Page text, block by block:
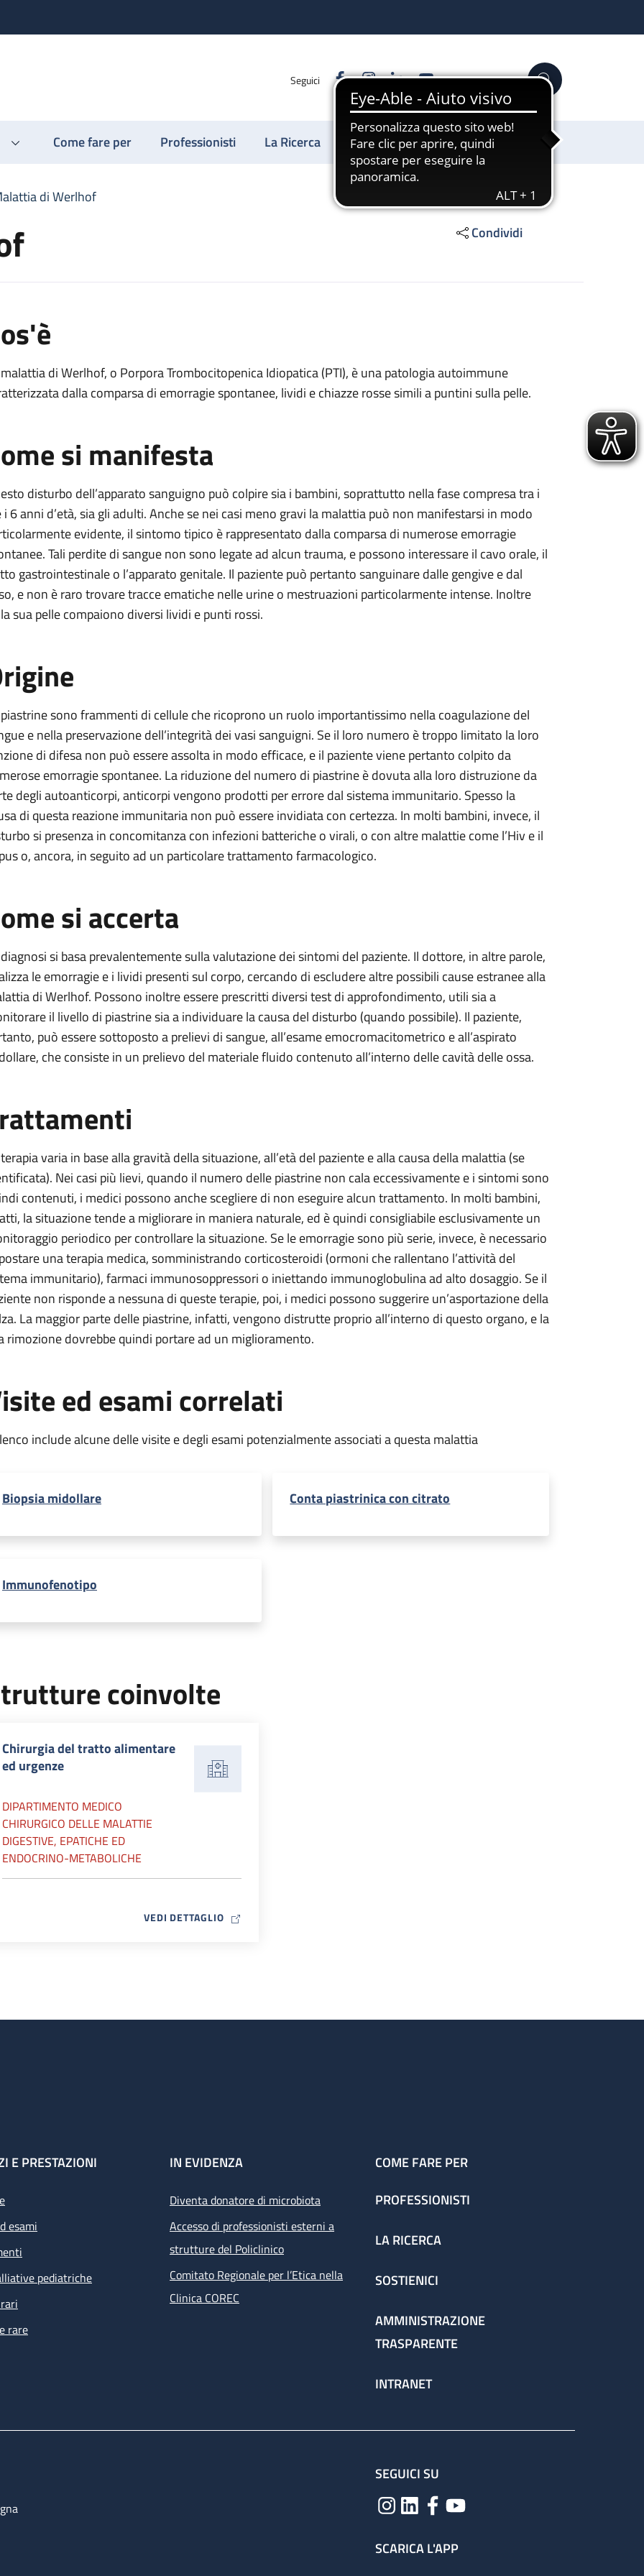
Seguici FacebookInstagram
LinkedinYouTube Cerca
Come fare per Professionisti La Ricerca Sostienici
di Werlhof
Condividi
di Werlhof, o Porpora Trombocitopenica Idiopatica (PTI), è una patologia autoimmune
dalla comparsa di emorragie spontanee, lividi e chiazze rosse simili a puntini sulla pelle.
si manifesta
disturbo dell’apparato sanguigno può colpire sia i bambini, soprattutto nella fase compresa tra i
i 6 anni d’età, sia gli adulti. Anche se nei casi meno gravi la malattia può non manifestarsi in modo
evidente, il sintomo tipico è rappresentato dalla comparsa di numerose emorragie
Tali perdite di sangue non sono legate ad alcun trauma, e possono interessare il cavo orale, il
gastrointestinale o l’apparato genitale. Il paziente può pertanto sanguinare dalle gengive e dal
e non è raro trovare tracce ematiche nelle urine o mestruazioni particolarmente intense. Inoltre
sua pelle compaiono diversi lividi e punti rossi.
sono frammenti di cellule che ricoprono un ruolo importantissimo nella coagulazione del
e nella preservazione dell’integrità dei vasi sanguigni. Se il loro numero è troppo limitato la loro
di difesa non può essere assolta in modo efficace, e il paziente viene pertanto colpito da
emorragie spontanee. La riduzione del numero di piastrine è dovuta alla loro distruzione da
degli autoanticorpi, anticorpi vengono prodotti per errore dal sistema immunitario. Spesso la
di questa reazione immunitaria non può essere invidiata con certezza. In molti bambini, invece, il
si presenza in concomitanza con infezioni batteriche o virali, o con altre malattie come l’Hiv e il
o, ancora, in seguito ad un particolare trattamento farmacologico.
si accerta
si basa prevalentemente sulla valutazione dei sintomi del paziente. Il dottore, in altre parole,
le emorragie e i lividi presenti sul corpo, cercando di escludere altre possibili cause estranee alla
di Werlhof. Possono inoltre essere prescritti diversi test di approfondimento, utili sia a
il livello di piastrine sia a individuare la causa del disturbo (quando possibile). Il paziente,
può essere sottoposto a prelievi di sangue, all’esame emocromacitometrico e all’aspirato
che consiste in un prelievo del materiale fluido contenuto all’interno delle cavità delle ossa.
varia in base alla gravità della situazione, all’età del paziente e alla causa della malattia (se
Nei casi più lievi, quando il numero delle piastrine non cala eccessivamente e i sintomi sono
contenuti, i medici possono anche scegliere di non eseguire alcun trattamento. In molti bambini,
la situazione tende a migliorare in maniera naturale, ed è quindi consigliabile esclusivamente un
periodico per controllare la situazione. Se le emorragie sono più serie, invece, è necessario
una terapia medica, somministrando corticosteroidi (ormoni che rallentano l’attività del
immunitario), farmaci immunosoppressori o iniettando immunoglobulina ad alto dosaggio. Se il
non risponde a nessuna di queste terapie, poi, i medici possono suggerire un’asportazione della
La maggior parte delle piastrine, infatti, vengono distrutte proprio all’interno di questo organo, e la
rimozione dovrebbe quindi portare ad un miglioramento.
ed esami correlati
include alcune delle visite e degli esami potenzialmente associati a questa malattia
Biopsia midollare Conta piastrinica con citrato
Immunofenotipo
coinvolte
Chirurgia del tratto alimentare
ed urgenze
DIPARTIMENTO MEDICO
CHIRURGICO DELLE MALATTIE
DIGESTIVE, EPATICHE ED
ENDOCRINO-METABOLICHE
VEDI DETTAGLIOMAP ICON
E PRESTAZIONI
esami
pediatriche
rare
IN EVIDENZA
Diventa donatore di microbiota
Accesso di professionisti esterni a
strutture del Policlinico
Comitato Regionale per l’Etica nella
Clinica COREC
COME FARE PER
PROFESSIONISTI
LA RICERCA
SOSTIENICI
AMMINISTRAZIONE
TRASPARENTE
INTRANET
SEGUICI SU
SCARICA L'APP